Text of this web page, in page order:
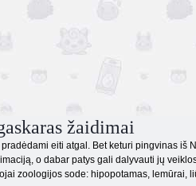
žaidimai
eiti atgal. Bet keturi pingvinas
o dabar patys gali dalyvauti jų
zoologijos sode: hipopotamas,